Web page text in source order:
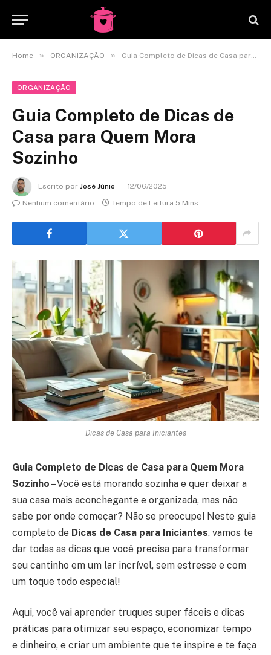
Home » ORGANIZAÇÃO » Guia Completo de Dicas de Casa para Quem Mora Sozinho
ORGANIZAÇÃO
Guia Completo de Dicas de
Casa para Quem Mora
Sozinho
Escrito por José Júnio
12/06/2025
Nenhum comentário
Tempo de Leitura 5 Mins
Dicas de Casa para Iniciantes
Guia Completo de Dicas de Casa para Quem Mora
Sozinho – Você está morando sozinha e quer deixar a
sua casa mais aconchegante e organizada, mas não
sabe por onde começar? Não se preocupe! Neste guia
completo de Dicas de Casa para Iniciantes, vamos te
dar todas as dicas que você precisa para transformar
seu cantinho em um lar incrível, sem estresse e com
um toque todo especial!
Aqui, você vai aprender truques super fáceis e dicas
práticas para otimizar seu espaço, economizar tempo
e dinheiro, e criar um ambiente que te inspire e te faça